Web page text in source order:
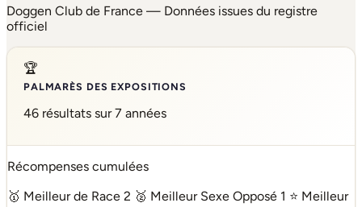
Doggen Club de France — Données issues du registre
officiel
🏆
PALMARÈS DES EXPOSITIONS
46 résultats sur 7 années
Récompenses cumulées
🥇 Meilleur de Race 2 🥈 Meilleur Sexe Opposé 1 ⭐ Meilleur